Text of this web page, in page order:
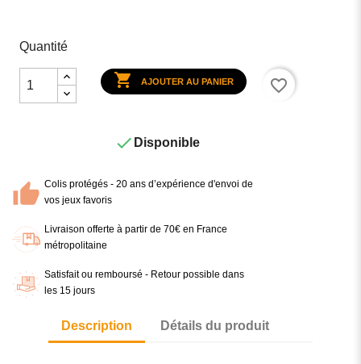
Quantité
 AJOUTER AU PANIER favorite_border
 Disponible
Colis protégés - 20 ans d’expérience d'envoi de
vos jeux favoris
Livraison offerte à partir de 70€ en France
métropolitaine
Satisfait ou remboursé - Retour possible dans
les 15 jours
Description Détails du produit